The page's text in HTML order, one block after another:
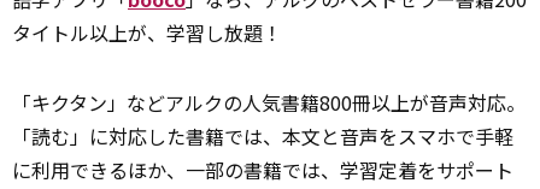
タイトル以上が、学習し放題！
「キクタン」などアルクの人気書籍800冊以上が音声対応。
「読む」に対応した書籍では、本文と音声をスマホで手軽
に利用できるほか、一部の書籍では、学習定着をサポート